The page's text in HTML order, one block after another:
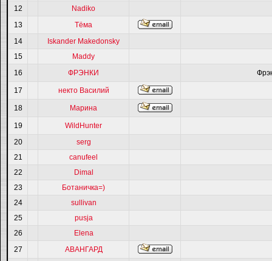
12
Nadiko
13
Тёма
14
Iskander Makedonsky
15
Maddy
16
ФРЭНКИ
17 некто Василий
18 Марина
19
WildHunter
20
serg
21
canufeel
22
Dimal
23
Ботаничка=)
24
sullivan
25
pusja
26
Elena
27
АВАНГАРД